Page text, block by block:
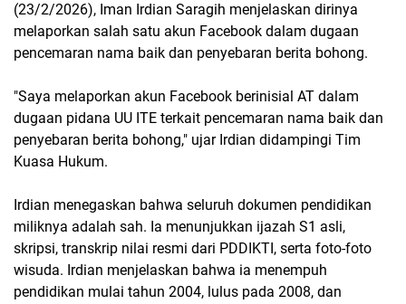
(23/2/2026), Iman Irdian Saragih menjelaskan dirinya
melaporkan salah satu akun Facebook dalam dugaan
pencemaran nama baik dan penyebaran berita bohong.
"Saya melaporkan akun Facebook berinisial AT dalam
dugaan pidana UU ITE terkait pencemaran nama baik dan
penyebaran berita bohong," ujar Irdian didampingi Tim
Kuasa Hukum.
Irdian menegaskan bahwa seluruh dokumen pendidikan
miliknya adalah sah. Ia menunjukkan ijazah S1 asli,
skripsi, transkrip nilai resmi dari PDDIKTI, serta foto-foto
wisuda. Irdian menjelaskan bahwa ia menempuh
pendidikan mulai tahun 2004, lulus pada 2008, dan